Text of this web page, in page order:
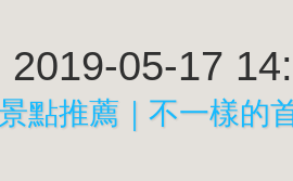
2019-05-17
點推薦｜不一樣的